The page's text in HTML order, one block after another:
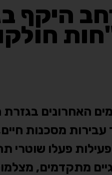
היקף
מסכנות חיים,
פעלו שוטרי
מתקדמים,